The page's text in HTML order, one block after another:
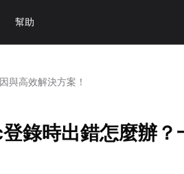
幫助
與高效解決方案！
錄時出錯怎麼辦